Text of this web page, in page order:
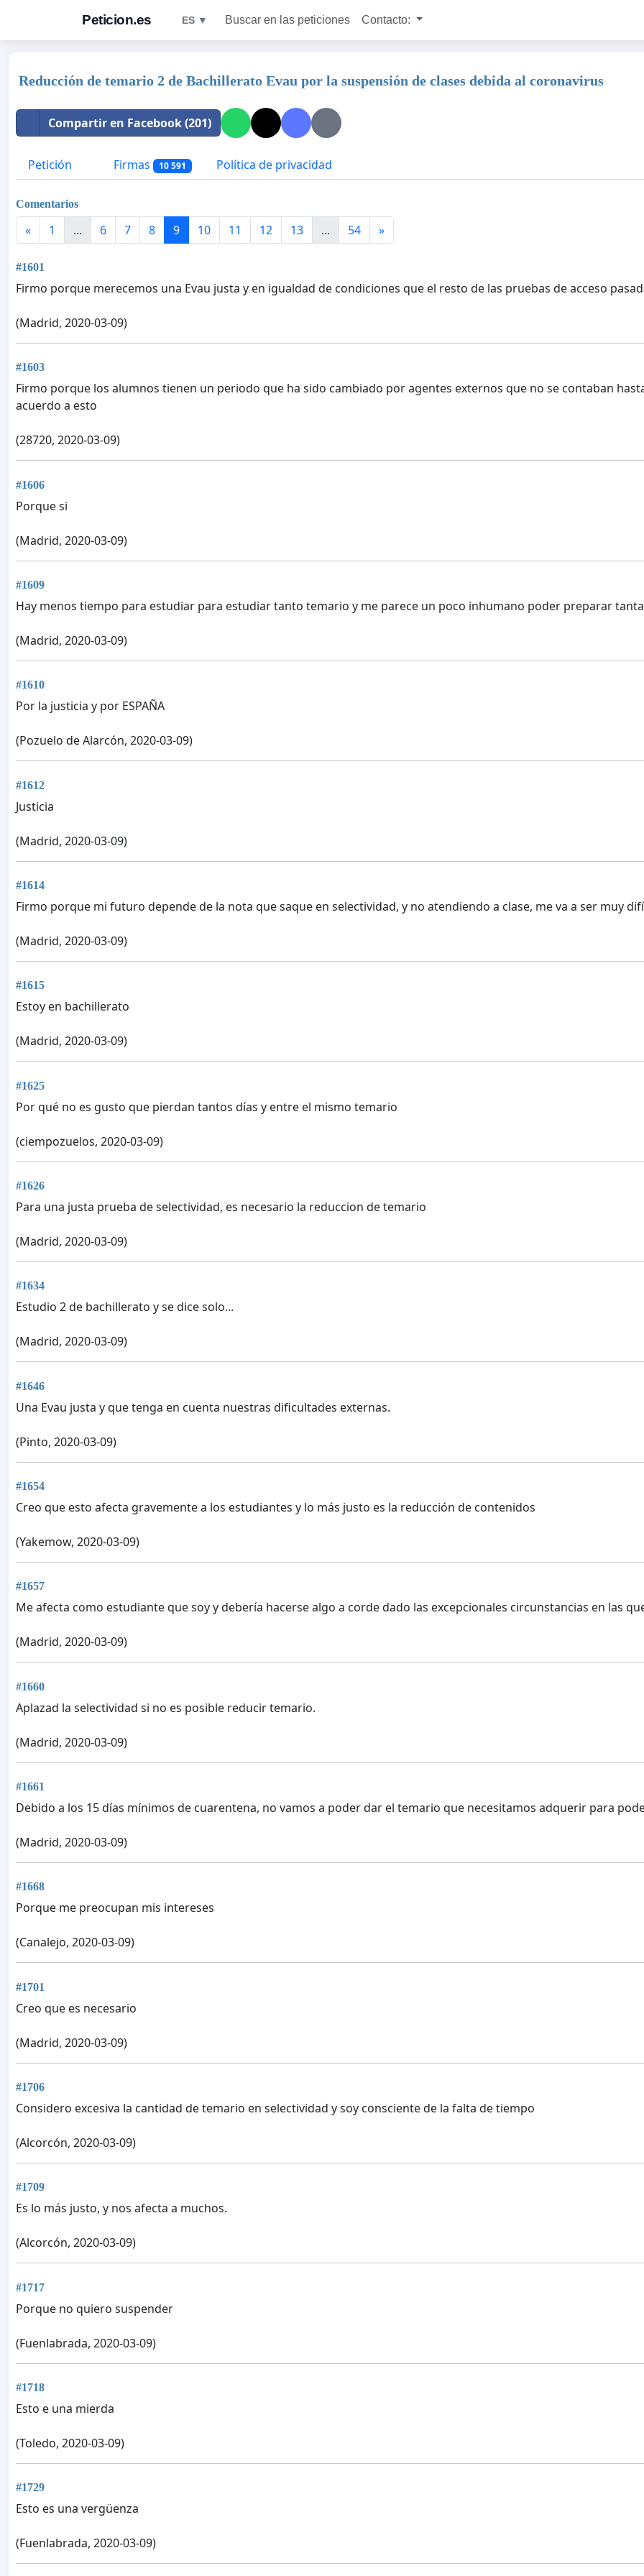
Peticion.es ES ▼ Buscar en las peticiones Contacto:
Reducción de temario 2 de Bachillerato Evau por la suspensión de clases debida al coronavirus
Compartir en Facebook (201)
Petición Firmas 10 591 Política de privacidad
Comentarios
« 1 ... 6 7 8 9 10 11 12 13 ... 54 »
#1601
Firmo porque merecemos una Evau justa y en igualdad de condiciones que el resto de las pruebas de acceso
(Madrid, 2020-03-09)
#1603
Firmo porque los alumnos tienen un periodo que ha sido cambiado por agentes externos que no se contaban
acuerdo a esto
(28720, 2020-03-09)
#1606
Porque si
(Madrid, 2020-03-09)
#1609
Hay menos tiempo para estudiar para estudiar tanto temario y me parece un poco inhumano poder preparar
(Madrid, 2020-03-09)
#1610
Por la justicia y por ESPAÑA
(Pozuelo de Alarcón, 2020-03-09)
#1612
Justicia
(Madrid, 2020-03-09)
#1614
Firmo porque mi futuro depende de la nota que saque en selectividad, y no atendiendo a clase, me va a ser muy
(Madrid, 2020-03-09)
#1615
Estoy en bachillerato
(Madrid, 2020-03-09)
#1625
Por qué no es gusto que pierdan tantos días y entre el mismo temario
(ciempozuelos, 2020-03-09)
#1626
Para una justa prueba de selectividad, es necesario la reduccion de temario
(Madrid, 2020-03-09)
#1634
Estudio 2 de bachillerato y se dice solo...
(Madrid, 2020-03-09)
#1646
Una Evau justa y que tenga en cuenta nuestras dificultades externas.
(Pinto, 2020-03-09)
#1654
Creo que esto afecta gravemente a los estudiantes y lo más justo es la reducción de contenidos
(Yakemow, 2020-03-09)
#1657
Me afecta como estudiante que soy y debería hacerse algo a corde dado las excepcionales circunstancias en las
(Madrid, 2020-03-09)
#1660
Aplazad la selectividad si no es posible reducir temario.
(Madrid, 2020-03-09)
#1661
Debido a los 15 días mínimos de cuarentena, no vamos a poder dar el temario que necesitamos adquerir para
(Madrid, 2020-03-09)
#1668
Porque me preocupan mis intereses
(Canalejo, 2020-03-09)
#1701
Creo que es necesario
(Madrid, 2020-03-09)
#1706
Considero excesiva la cantidad de temario en selectividad y soy consciente de la falta de tiempo
(Alcorcón, 2020-03-09)
#1709
Es lo más justo, y nos afecta a muchos.
(Alcorcón, 2020-03-09)
#1717
Porque no quiero suspender
(Fuenlabrada, 2020-03-09)
#1718
Esto e una mierda
(Toledo, 2020-03-09)
#1729
Esto es una vergüenza
(Fuenlabrada, 2020-03-09)